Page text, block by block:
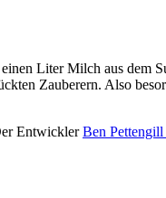
Liter Milch aus dem
Zauberern. Also
EntwicklerBen